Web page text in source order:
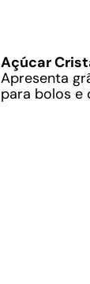
Açúcar
Apresenta
para bolos e